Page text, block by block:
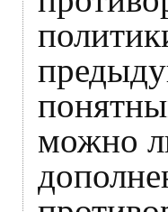
можно